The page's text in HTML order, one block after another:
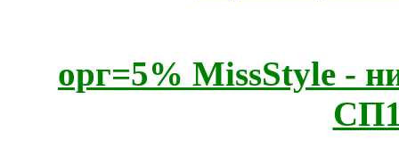
орг=5% MissStyle -